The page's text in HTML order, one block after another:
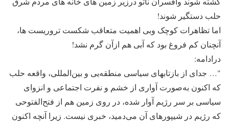
حلب دستگیر شوند!
اما تظاهرات کوچک وبی اهمیت متعاقب شکست تروریست ها،
آنچنان کم فروغ بود که آبی هم ازآن گرم نشد!
درادامه:
"… جدای از بازتابهای سیاسی منطقه‌یی و بین‌المللی، واقعه حلب
که اکنون به‌صورت آواری از خشم و نفرت اجتماعی و انزوای
سیاسی بر سر رژیم آوار شده، در روی زمین هم از فتح‌الفتوحی
که رژیم در شیپورهای آن می‌دمید، خبری نیست. زیرا آنچه اکنون